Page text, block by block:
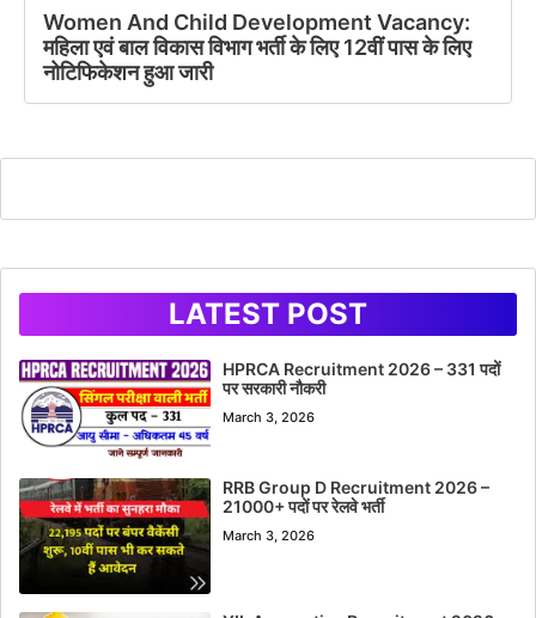
Women And Child Development Vacancy:
महिला एवं बाल विकास विभाग भर्ती के लिए 12वीं पास के लिए
नोटिफिकेशन हुआ जारी
LATEST POST
HPRCA Recruitment 2026 – 331 पदों
पर सरकारी नौकरी
March 3, 2026
RRB Group D Recruitment 2026 –
21000+ पदों पर रेलवे भर्ती
March 3, 2026